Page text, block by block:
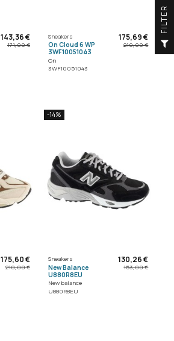
143,36 €
171,00 €
Sneakers
On Cloud 6 WP
3WF10051043
On
3WF10051043
175,69 €
210,00 €
175,60 €
210,00 €
-14%
Sneakers
New Balance
U880R8EU
New balance
U880R8EU
130,26 €
153,00 €
R